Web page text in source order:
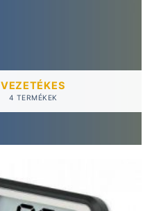
VEZETÉKES
4 TERMÉKEK